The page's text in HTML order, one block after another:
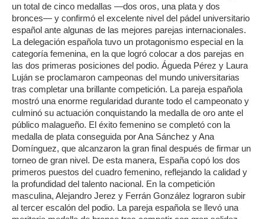
un total de cinco medallas —dos oros, una plata y dos
bronces— y confirmó el excelente nivel del pádel universitario
español ante algunas de las mejores parejas internacionales.
La delegación española tuvo un protagonismo especial en la
categoría femenina, en la que logró colocar a dos parejas en
las dos primeras posiciones del podio. Águeda Pérez y Laura
Luján se proclamaron campeonas del mundo universitarias
tras completar una brillante competición. La pareja española
mostró una enorme regularidad durante todo el campeonato y
culminó su actuación conquistando la medalla de oro ante el
público malagueño. El éxito femenino se completó con la
medalla de plata conseguida por Ana Sánchez y Ana
Domínguez, que alcanzaron la gran final después de firmar un
torneo de gran nivel. De esta manera, España copó los dos
primeros puestos del cuadro femenino, reflejando la calidad y
la profundidad del talento nacional. En la competición
masculina, Alejandro Jerez y Ferrán González lograron subir
al tercer escalón del podio. La pareja española se llevó una